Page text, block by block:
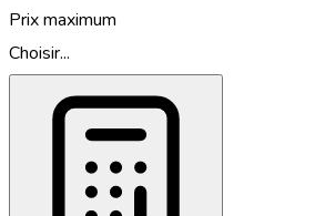
Prix maximum
Choisir...